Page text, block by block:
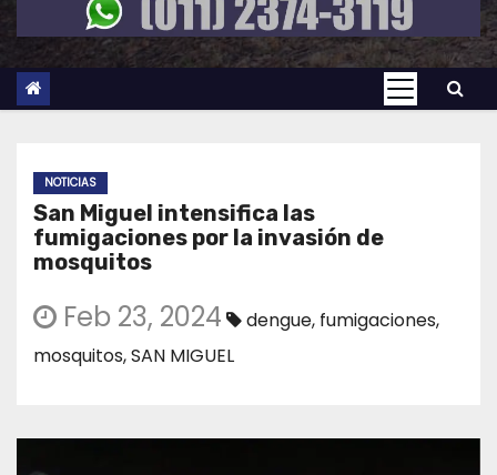
NOTICIAS
San Miguel intensifica las
fumigaciones por la invasión de
mosquitos
Feb 23, 2024 dengue, fumigaciones,
mosquitos,SAN MIGUEL